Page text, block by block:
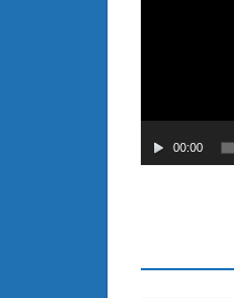
00:00